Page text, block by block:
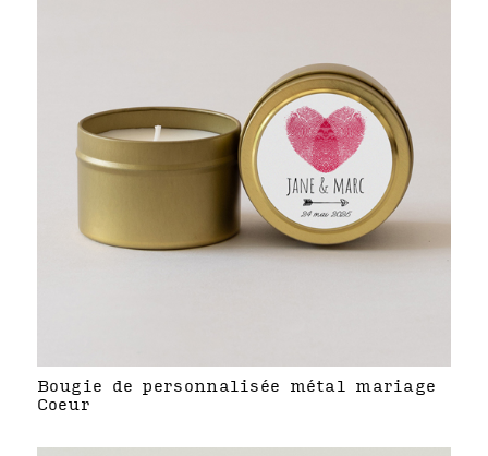
Bougie de personnalisée métal mariage
Coeur